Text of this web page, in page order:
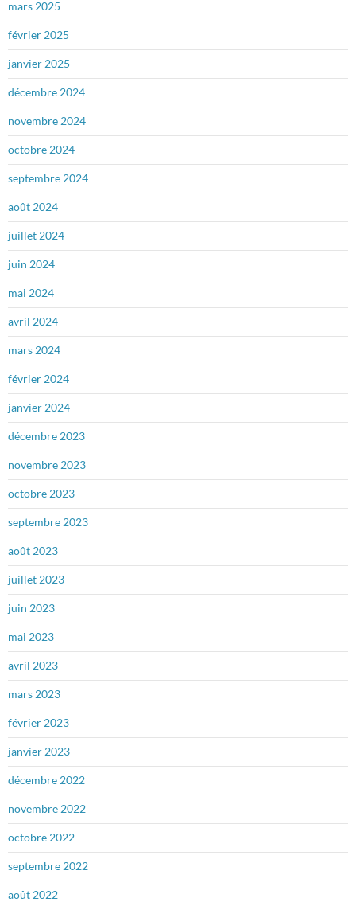
mars 2025
février 2025
janvier 2025
décembre 2024
novembre 2024
octobre 2024
septembre 2024
août 2024
juillet 2024
juin 2024
mai 2024
avril 2024
mars 2024
février 2024
janvier 2024
décembre 2023
novembre 2023
octobre 2023
septembre 2023
août 2023
juillet 2023
juin 2023
mai 2023
avril 2023
mars 2023
février 2023
janvier 2023
décembre 2022
novembre 2022
octobre 2022
septembre 2022
août 2022